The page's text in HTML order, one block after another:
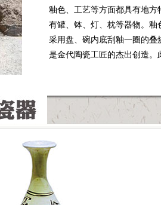
釉色、工艺等方面都具有地
有罐、钵、灯、枕等器物。釉
采用盘、碗内底刮釉一圈的叠
是金代陶瓷工匠的杰出创造。